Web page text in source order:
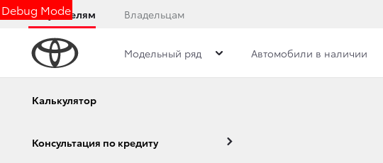
Debug Mode
Покупателям Владельцам
Модельный ряд Автомобили в наличии
Калькулятор
Консультация по кредиту
Дилерский центр